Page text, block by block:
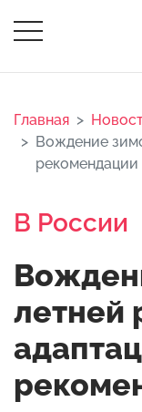
Главная
Вождение
рекомендации
В России
летней